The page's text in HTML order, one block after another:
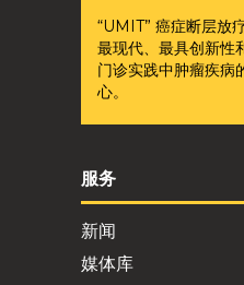
“UMIT” 癌症断层放
最现代、最具创新性
门诊实践中肿瘤疾病
心。
服务
新闻
媒体库